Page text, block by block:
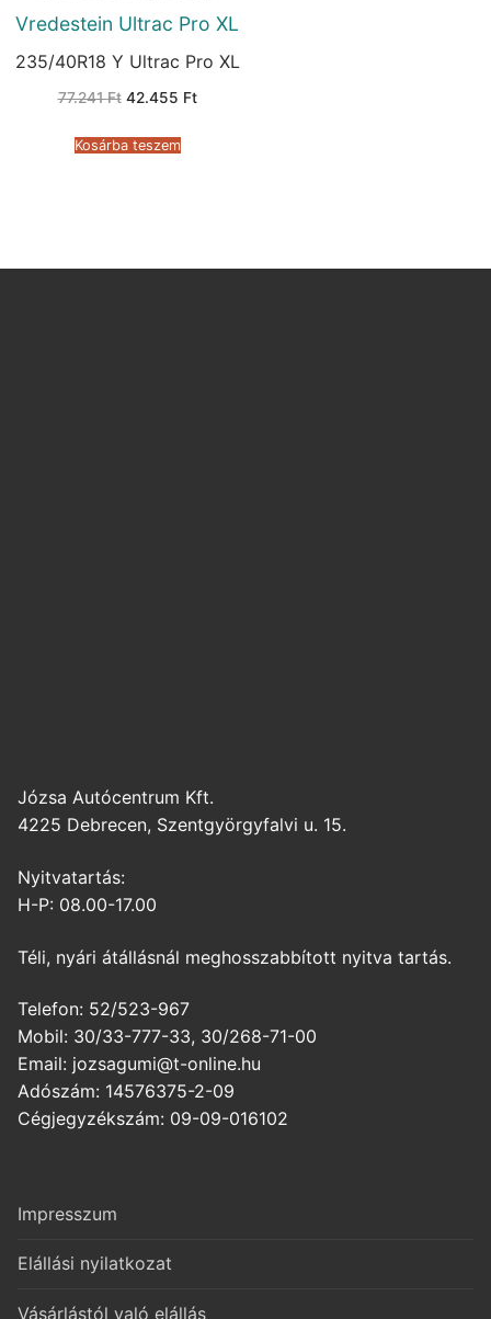
Vredestein Ultrac Pro XL
235/40R18 Y Ultrac Pro XL
77.241Ft Original
77.241 Ft.
42.455 FtCurrent
Kosárba teszem
Józsa Autócentrum Kft.
4225 Debrecen, Szentgyörgyfalvi u. 15.
Nyitvatartás:
H-P: 08.00-17.00
Téli, nyári átállásnál meghosszabbított nyitva tartás.
Telefon: 52/523-967
Mobil: 30/33-777-33, 30/268-71-00
Email: jozsagumi@t-online.hu
Adószám: 14576375-2-09
Cégjegyzékszám: 09-09-016102
Impresszum
Elállási nyilatkozat
Vásárlástól való elállás